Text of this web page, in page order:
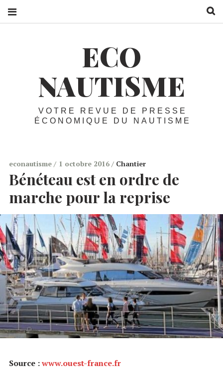
ECO
NAUTISME
VOTRE REVUE DE PRESSE
ÉCONOMIQUE DU NAUTISME
econautisme 1 octobre 2016 Chantier
Bénéteau est en ordre de
marche pour la reprise
Source :www.ouest-france.fr